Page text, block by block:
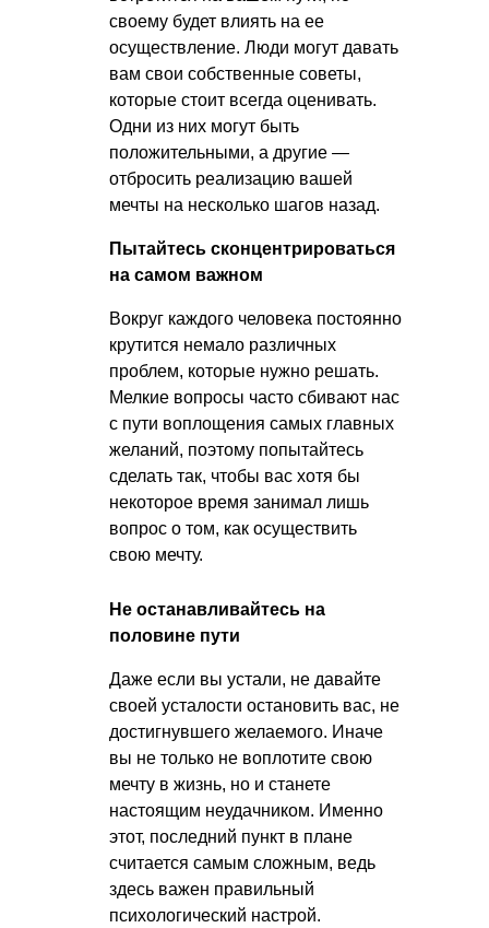
своему будет влиять на ее
осуществление. Люди могут давать
вам свои собственные советы,
которые стоит всегда оценивать.
Одни из них могут быть
положительными, а другие —
отбросить реализацию вашей
мечты на несколько шагов назад.
Пытайтесь сконцентрироваться
на самом важном
Вокруг каждого человека постоянно
крутится немало различных
проблем, которые нужно решать.
Мелкие вопросы часто сбивают нас
с пути воплощения самых главных
желаний, поэтому попытайтесь
сделать так, чтобы вас хотя бы
некоторое время занимал лишь
вопрос о том, как осуществить
свою мечту.
Не останавливайтесь на
половине пути
Даже если вы устали, не давайте
своей усталости остановить вас, не
достигнувшего желаемого. Иначе
вы не только не воплотите свою
мечту в жизнь, но и станете
настоящим неудачником. Именно
этот, последний пункт в плане
считается самым сложным, ведь
здесь важен правильный
психологический настрой.